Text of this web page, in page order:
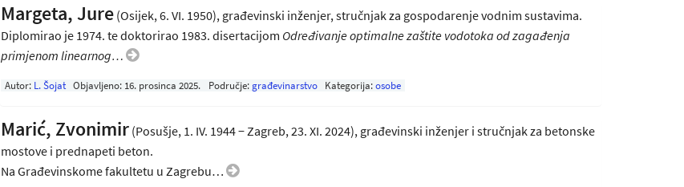
Margeta, Jure (Osijek, 6. VI. 1950), građevinski inženjer, stručnjak za gospodarenje vodnim sustavima.
Diplomirao je 1974. te doktorirao 1983. disertacijom Određivanje optimalne zaštite vodotoka od zagađenja
primjenom linearnog…
Autor: L. Šojat Objavljeno: 16. prosinca 2025. Područje: građevinarstvo Kategorija:osobe
Marić, Zvonimir (Posušje, 1. IV. 1944 − Zagreb, 23. XI. 2024), građevinski inženjer i stručnjak za betonske
mostove i prednapeti beton.
Na Građevinskome fakultetu u Zagrebu…